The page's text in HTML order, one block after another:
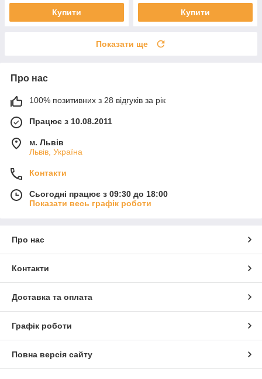
Купити Купити
Показати ще
Про нас
100% позитивних з 28 відгуків за рік
Працює з 10.08.2011
м. Львів
Львів, Україна
Контакти
Сьогодні працює з 09:30 до 18:00
Показати весь графік роботи
Про нас
Контакти
Доставка та оплата
Графік роботи
Повна версія сайту